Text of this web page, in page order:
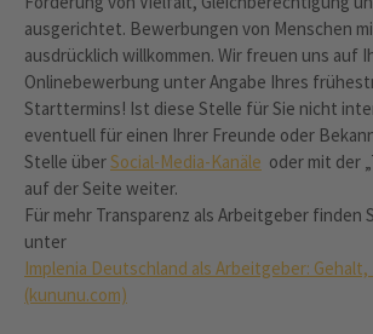
ausgerichtet. Bewerbungen von Menschen
ausdrücklich willkommen. Wir freuen uns auf
Onlinebewerbung unter Angabe Ihres
Starttermins! Ist diese Stelle für Sie nicht
eventuell für einen Ihrer Freunde oder
Stelle überSocial-Media-Kanäle oder mit der
auf der Seite weiter.
Für mehr Transparenz als Arbeitgeber finden
unter
Implenia Deutschland als Arbeitgeber:
(kununu.com)